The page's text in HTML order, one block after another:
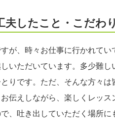
夫したこと・こだわり
が、時々お仕事に行かれて
いただいています。多少難
りです。ただ、そんな方々
伝えしながら、楽しくレッ
、吐き出していただく場所に